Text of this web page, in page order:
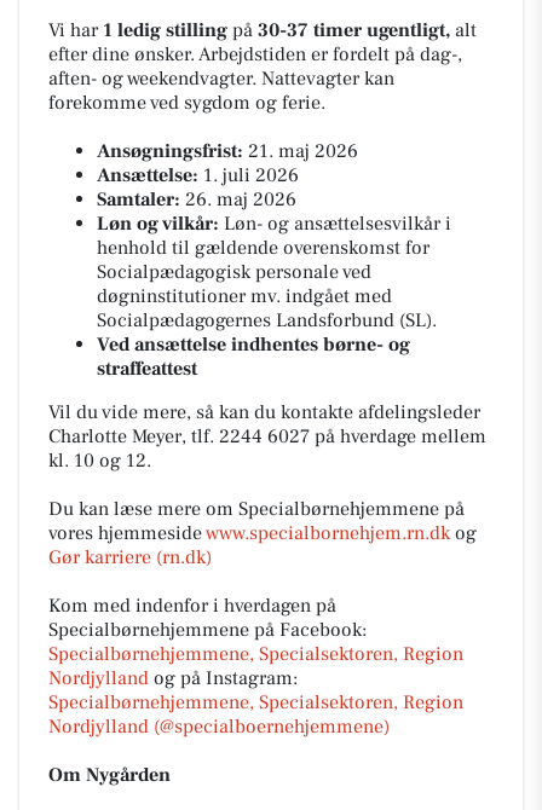
Vi har 1 ledig stilling på 30-37 timer ugentligt, alt
efter dine ønsker. Arbejdstiden er fordelt på dag-,
aften- og weekendvagter. Nattevagter kan
forekomme ved sygdom og ferie.
Ansøgningsfrist: 21. maj 2026
Ansættelse: 1. juli 2026
Samtaler: 26. maj 2026
Løn og vilkår: Løn- og ansættelsesvilkår i
henhold til gældende overenskomst for
Socialpædagogisk personale ved
døgninstitutioner mv. indgået med
Socialpædagogernes Landsforbund (SL).
Ved ansættelse indhentes børne- og
straffeattest
Vil du vide mere, så kan du kontakte afdelingsleder
Charlotte Meyer, tlf. 2244 6027 på hverdage mellem
kl. 10 og 12.
Du kan læse mere om Specialbørnehjemmene på
vores hjemmesidewww.specialbornehjem.rn.dkog
Gør karriere (rn.dk)
Kom med indenfor i hverdagen på
Specialbørnehjemmene på Facebook:
Specialbørnehjemmene, Specialsektoren, Region
Nordjylland og på Instagram:
Specialbørnehjemmene, Specialsektoren, Region
Nordjylland (@specialboernehjemmene)
Om Nygården